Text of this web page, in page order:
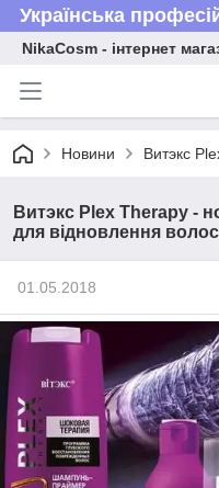
Українська
NikaCosm - інтернет
Новини Витэкс
Витэкс Plex Therapy -
для відновлення
01.05.2018